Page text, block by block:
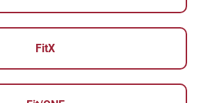
FitX